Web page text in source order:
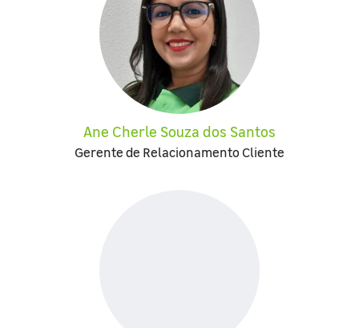
Ane Cherle Souza dos Santos
Gerente de Relacionamento Cliente